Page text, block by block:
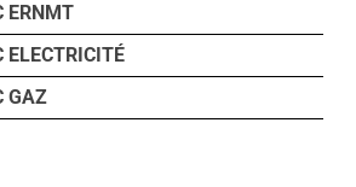
ERNMT
ELECTRICITÉ
GAZ